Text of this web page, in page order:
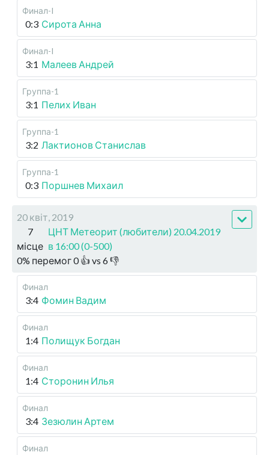
Финал-I
0:3 Сирота Анна
Финал-I
3:1 Малеев Андрей
Группа-1
3:1 Пелих Иван
Группа-1
3:2 Лактионов Станислав
Группа-1
0:3 Поршнев Михаил
20 квіт, 2019
7
місце
ЦНТ Метеорит (любители) 20.04.2019
в 16:00 (0-500)
0% перемог0👍 vs 6👎
Финал
3:4 Фомин Вадим
Финал
1:4 Полищук Богдан
Финал
1:4 Сторонин Илья
Финал
3:4 Зезюлин Артем
Финал